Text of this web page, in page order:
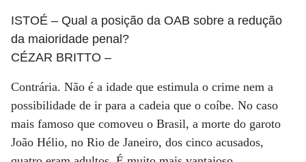
ISTOÉ – Qual a posição da OAB sobre a redução
da maioridade penal?
CÉZAR BRITTO –
Contrária. Não é a idade que estimula o crime nem a
possibilidade de ir para a cadeia que o coíbe. No caso
mais famoso que comoveu o Brasil, a morte do garoto
João Hélio, no Rio de Janeiro, dos cinco acusados,